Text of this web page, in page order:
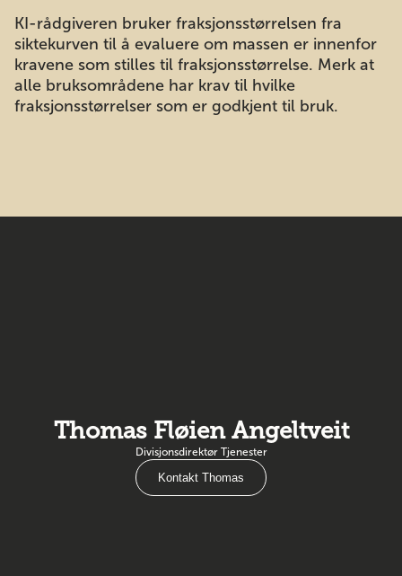
KI-rådgiveren bruker fraksjonsstørrelsen fra
siktekurven til å evaluere om massen er innenfor
kravene som stilles til fraksjonsstørrelse. Merk at
alle bruksområdene har krav til hvilke
fraksjonsstørrelser som er godkjent til bruk.
Thomas Fløien Angeltveit
Divisjonsdirektør Tjenester
Kontakt Thomas